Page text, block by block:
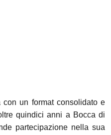
con un format consolidato e
quindici anni a Bocca di
partecipazione nella sua